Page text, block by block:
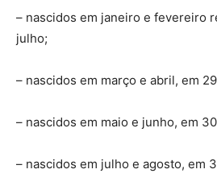
– nascidos em janeiro e fevereiro
julho;
– nascidos em março e abril, em
– nascidos em maio e junho, em
– nascidos em julho e agosto, em